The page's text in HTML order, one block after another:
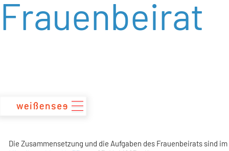
zum
Inhalt
Frauenbeirat
Die Zusammensetzung und die Aufgaben des Frauenbeirats sind im